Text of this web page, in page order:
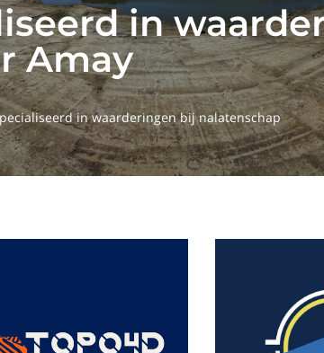
in
Amay
in waarderingen bij nalatenschap